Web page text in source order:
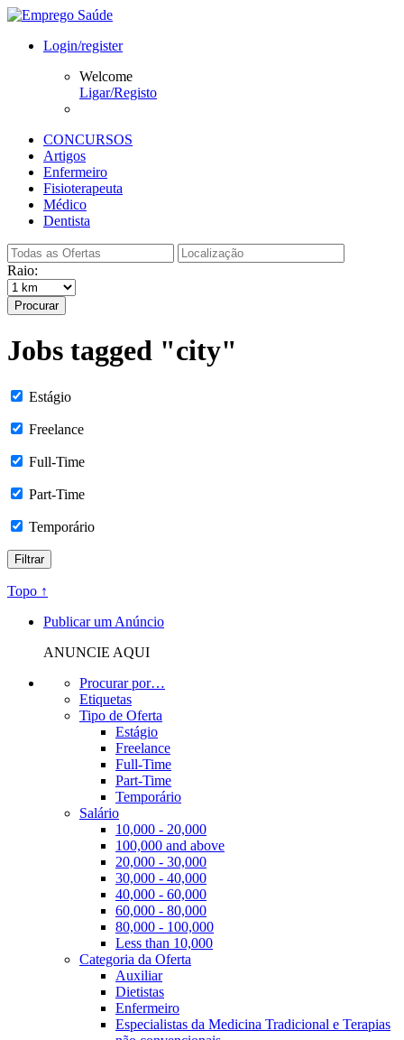
Login/register
Welcome
Ligar/Registo
CONCURSOS
Artigos
Enfermeiro
Fisioterapeuta
Médico
Dentista
Raio:
Procurar
Jobs tagged "city"
Estágio
Freelance
Full-Time
Part-Time
Temporário
Topo ↑
Publicar um Anúncio
ANUNCIE AQUI
Procurar por…
Etiquetas
Tipo de Oferta
Estágio
Freelance
Full-Time
Part-Time
Temporário
Salário
10,000 - 20,000
100,000 and above
20,000 - 30,000
30,000 - 40,000
40,000 - 60,000
60,000 - 80,000
80,000 - 100,000
Less than 10,000
Categoria da Oferta
Auxiliar
Dietistas
Enfermeiro
Especialistas da Medicina Tradicional e Terapias